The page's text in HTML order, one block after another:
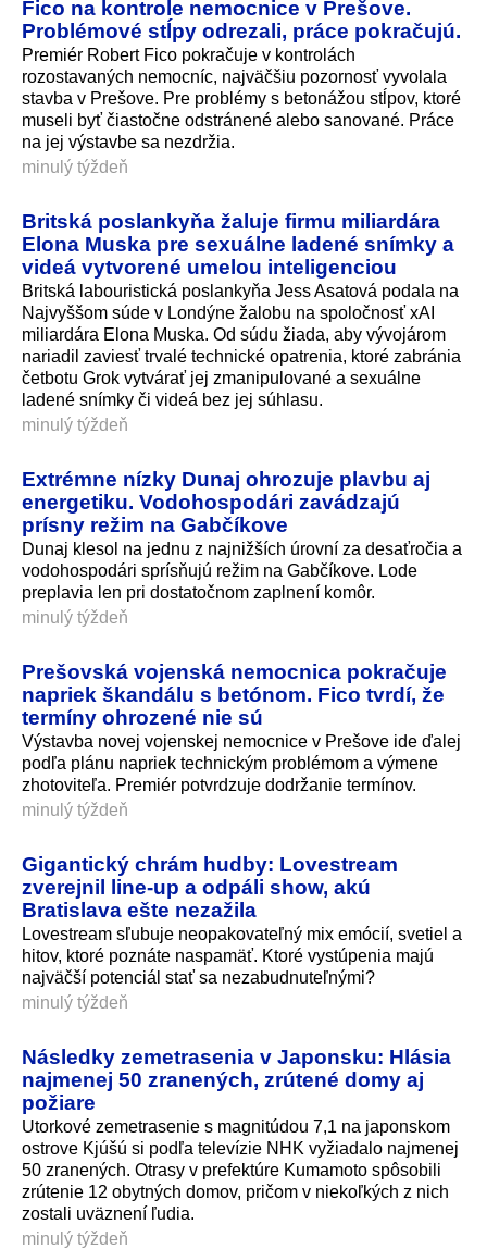
Fico na kontrole nemocnice v Prešove.
Problémové stĺpy odrezali, práce pokračujú.
Premiér Robert Fico pokračuje v kontrolách
rozostavaných nemocníc, najväčšiu pozornosť vyvolala
stavba v Prešove. Pre problémy s betonážou stĺpov, ktoré
museli byť čiastočne odstránené alebo sanované. Práce
na jej výstavbe sa nezdržia.
minulý týždeň
Britská poslankyňa žaluje firmu miliardára
Elona Muska pre sexuálne ladené snímky a
videá vytvorené umelou inteligenciou
Britská labouristická poslankyňa Jess Asatová podala na
Najvyššom súde v Londýne žalobu na spoločnosť xAI
miliardára Elona Muska. Od súdu žiada, aby vývojárom
nariadil zaviesť trvalé technické opatrenia, ktoré zabránia
četbotu Grok vytvárať jej zmanipulované a sexuálne
ladené snímky či videá bez jej súhlasu.
minulý týždeň
Extrémne nízky Dunaj ohrozuje plavbu aj
energetiku. Vodohospodári zavádzajú
prísny režim na Gabčíkove
Dunaj klesol na jednu z najnižších úrovní za desaťročia a
vodohospodári sprísňujú režim na Gabčíkove. Lode
preplavia len pri dostatočnom zaplnení komôr.
minulý týždeň
Prešovská vojenská nemocnica pokračuje
napriek škandálu s betónom. Fico tvrdí, že
termíny ohrozené nie sú
Výstavba novej vojenskej nemocnice v Prešove ide ďalej
podľa plánu napriek technickým problémom a výmene
zhotoviteľa. Premiér potvrdzuje dodržanie termínov.
minulý týždeň
Gigantický chrám hudby: Lovestream
zverejnil line-up a odpáli show, akú
Bratislava ešte nezažila
Lovestream sľubuje neopakovateľný mix emócií, svetiel a
hitov, ktoré poznáte naspamäť. Ktoré vystúpenia majú
najväčší potenciál stať sa nezabudnuteľnými?
minulý týždeň
Následky zemetrasenia v Japonsku: Hlásia
najmenej 50 zranených, zrútené domy aj
požiare
Utorkové zemetrasenie s magnitúdou 7,1 na japonskom
ostrove Kjúšú si podľa televízie NHK vyžiadalo najmenej
50 zranených. Otrasy v prefektúre Kumamoto spôsobili
zrútenie 12 obytných domov, pričom v niekoľkých z nich
zostali uväznení ľudia.
minulý týždeň